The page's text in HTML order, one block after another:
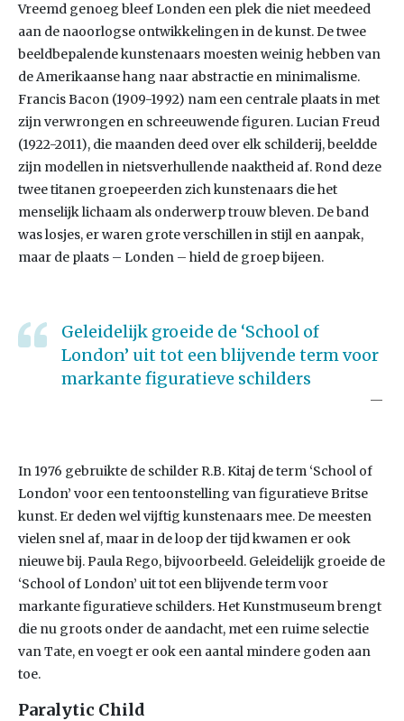
Vreemd genoeg bleef Londen een plek die niet meedeed
aan de naoorlogse ontwikkelingen in de kunst. De twee
beeldbepalende kunstenaars moesten weinig hebben van
de Amerikaanse hang naar abstractie en minimalisme.
Francis Bacon (1909-1992) nam een centrale plaats in met
zijn verwrongen en schreeuwende figuren. Lucian Freud
(1922-2011), die maanden deed over elk schilderij, beeldde
zijn modellen in nietsverhullende naaktheid af. Rond deze
twee titanen groepeerden zich kunstenaars die het
menselijk lichaam als onderwerp trouw bleven. De band
was losjes, er waren grote verschillen in stijl en aanpak,
maar de plaats – Londen – hield de groep bijeen.
Geleidelijk groeide de ‘School of
London’ uit tot een blijvende term voor
markante figuratieve schilders
In 1976 gebruikte de schilder R.B. Kitaj de term ‘School of
London’ voor een tentoonstelling van figuratieve Britse
kunst. Er deden wel vijftig kunstenaars mee. De meesten
vielen snel af, maar in de loop der tijd kwamen er ook
nieuwe bij. Paula Rego, bijvoorbeeld. Geleidelijk groeide de
‘School of London’ uit tot een blijvende term voor
markante figuratieve schilders. Het Kunstmuseum brengt
die nu groots onder de aandacht, met een ruime selectie
van Tate, en voegt er ook een aantal mindere goden aan
toe.
Paralytic Child